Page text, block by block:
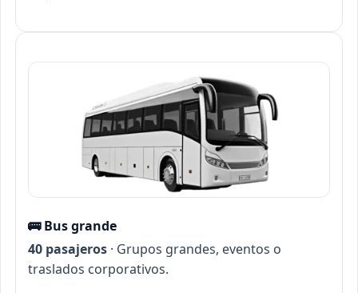
🚌 Bus grande
40 pasajeros· Grupos grandes, eventos o
traslados corporativos.